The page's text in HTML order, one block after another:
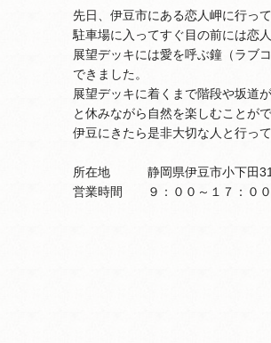
先日、伊豆市にある恋人岬に行って
駐車場に入ってすぐ目の前には恋
展望デッキには愛を呼ぶ鐘（ラブ
できました。
展望デッキに着くまで階段や坂道
と休みながら自然を楽しむことがで
伊豆にきたら是非大切な人と行っ
所在地 静岡県伊豆市小下田
営業時間 ９：００～１７：００